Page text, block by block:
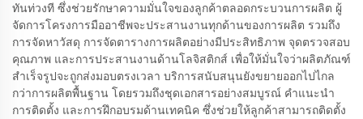
ทันท่วงที ซึ่งช่วยรักษาความมั่นใจของลูกค้าตลอดกระบวนการผลิต ผู้
จัดการโครงการมืออาชีพจะประสานงานทุกด้านของการผลิต รวมถึง
การจัดหาวัสดุ การจัดตารางการผลิตอย่างมีประสิทธิภาพ จุดตรวจสอบ
คุณภาพ และการประสานงานด้านโลจิสติกส์ เพื่อให้มั่นใจว่าผลิตภัณฑ์
สำเร็จรูปจะถูกส่งมอบตรงเวลา บริการสนับสนุนยังขยายออกไปไกล
กว่าการผลิตพื้นฐาน โดยรวมถึงชุดเอกสารอย่างสมบูรณ์ คำแนะนำ
การติดตั้ง และการฝึกอบรมด้านเทคนิค ซึ่งช่วยให้ลูกค้าสามารถติดตั้ง